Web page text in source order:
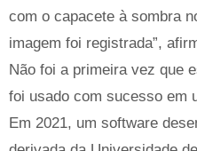
com o capacete à sombra
imagem foi registrada”,
Não foi a primeira vez que
foi usado com sucesso em
Em 2021, um software